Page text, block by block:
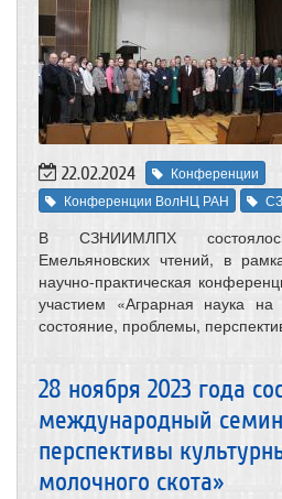
22.02.2024
Конференции
Конференции ВолНЦ РАН
В СЗНИИМЛПХ
Емельяновских чтений, в
научно-практическая
участием «Аграрная наука
состояние, проблемы,
28 ноября 2023 года
международный
перспективы
молочного скота»